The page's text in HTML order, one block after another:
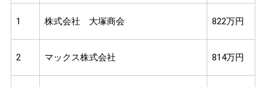
1 株式会社 大塚商会 822万円
2 マックス株式会社 814万円